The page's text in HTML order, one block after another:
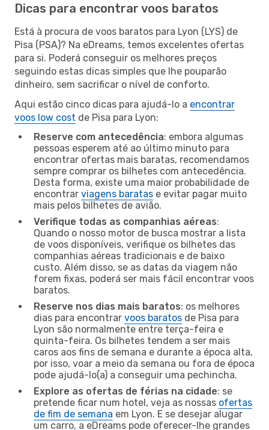
Dicas para encontrar voos baratos
Está à procura de voos baratos para Lyon (LYS) de
Pisa (PSA)? Na eDreams, temos excelentes ofertas
para si. Poderá conseguir os melhores preços
seguindo estas dicas simples que lhe pouparão
dinheiro, sem sacrificar o nível de conforto.
Aqui estão cinco dicas para ajudá-lo a encontrar
voos low cost de Pisa para Lyon:
Reserve com antecedência: embora algumas
pessoas esperem até ao último minuto para
encontrar ofertas mais baratas, recomendamos
sempre comprar os bilhetes com antecedência.
Desta forma, existe uma maior probabilidade de
encontrar viagens baratas e evitar pagar muito
mais pelos bilhetes de avião.
Verifique todas as companhias aéreas:
Quando o nosso motor de busca mostrar a lista
de voos disponíveis, verifique os bilhetes das
companhias aéreas tradicionais e de baixo
custo. Além disso, se as datas da viagem não
forem fixas, poderá ser mais fácil encontrar voos
baratos.
Reserve nos dias mais baratos: os melhores
dias para encontrar voos baratos de Pisa para
Lyon são normalmente entre terça-feira e
quinta-feira. Os bilhetes tendem a ser mais
caros aos fins de semana e durante a época alta,
por isso, voar a meio da semana ou fora de época
pode ajudá-lo(a) a conseguir uma pechincha.
Explore as ofertas de férias na cidade: se
pretende ficar num hotel, veja as nossas ofertas
de fim de semana em Lyon. E se desejar alugar
um carro, a eDreams pode oferecer-lhe grandes